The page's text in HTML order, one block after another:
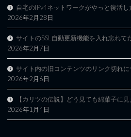
自宅のIPv4ネットワークがやっと復活し
2026年2月28日
サイトのSSL自動更新機能を入れ忘れて
2026年2月7日
サイト内の旧コンテンツのリンク切れに
2026年2月6日
【カリツの伝説】どう見ても綿菓子に
2026年1月4日